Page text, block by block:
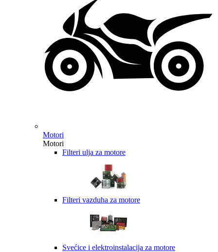
Motori
Motori
Filteri ulja za motore
Filteri vazduha za motore
Svećice i elektroinstalacija za motore